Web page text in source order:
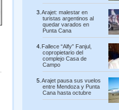
Arajet: malestar en
turistas argentinos al
quedar varados en
Punta Cana
Fallece “Alfy” Fanjul,
copropietario del
complejo Casa de
Campo
Arajet pausa sus vuelos
entre Mendoza y Punta
Cana hasta octubre